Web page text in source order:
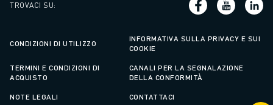
TROVACI SU:
CONDIZIONI DI UTILIZZO
INFORMATIVA SULLA PRIVACY E SUI
COOKIE
TERMINI E CONDIZIONI DI
ACQUISTO
CANALI PER LA SEGNALAZIONE
DELLA CONFORMITÀ
NOTE LEGALI CONTATTACI